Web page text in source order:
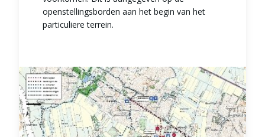
openstellingsborden aan het begin van het
particuliere terrein.